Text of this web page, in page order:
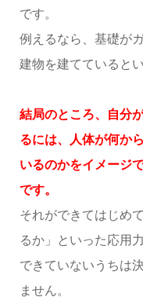
です。
例えるなら、基礎が
建物を建てていると
結局のところ、自分
るには、人体が何か
いるのかをイメージ
です。
それができてはじめ
るか」といった応用
できていないうちは
ません。